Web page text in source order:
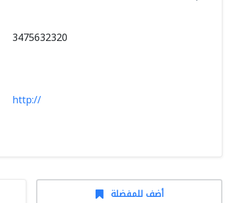
3475632320
http://
أضف للمفضلة